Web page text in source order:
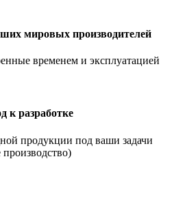
мировых производителей
временем и эксплуатацией
к разработке
продукции под ваши задачи